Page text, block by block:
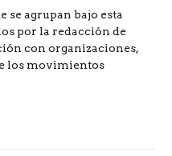
se agrupan bajo esta
por la redacción de
con organizaciones,
los movimientos